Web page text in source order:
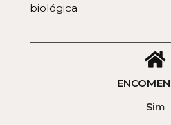
biológica
Sim